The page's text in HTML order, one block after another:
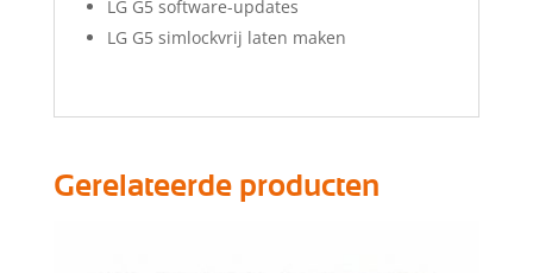
LG G5 software-updates
LG G5 simlockvrij laten maken
Gerelateerde producten